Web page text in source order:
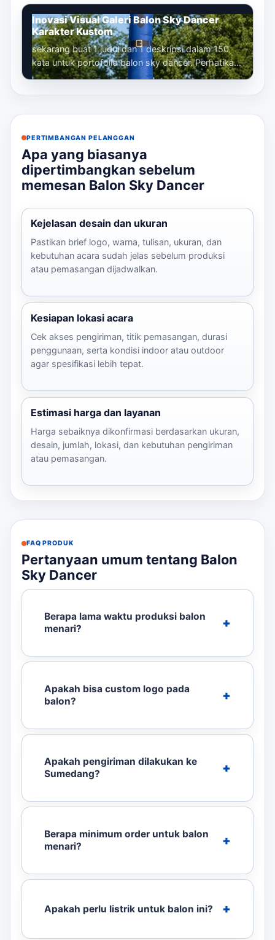
Inovasi Visual Galeri Balon Sky Dancer
Karakter Kustom
sekarang buat 1 judul dan 1 deskripsi dalam 150
kata untuk portofolio balon sky dancer. Perhatikan
bahwa kita sudah membuat banyak...
PERTIMBANGAN PELANGGAN
Apa yang biasanya
dipertimbangkan sebelum
memesan Balon Sky Dancer
Kejelasan desain dan ukuran
Pastikan brief logo, warna, tulisan, ukuran, dan
kebutuhan acara sudah jelas sebelum produksi
atau pemasangan dijadwalkan.
Kesiapan lokasi acara
Cek akses pengiriman, titik pemasangan, durasi
penggunaan, serta kondisi indoor atau outdoor
agar spesifikasi lebih tepat.
Estimasi harga dan layanan
Harga sebaiknya dikonfirmasi berdasarkan ukuran,
desain, jumlah, lokasi, dan kebutuhan pengiriman
atau pemasangan.
FAQ PRODUK
Pertanyaan umum tentang Balon
Sky Dancer
Berapa lama waktu produksi balon
menari?
Apakah bisa custom logo pada
balon?
Apakah pengiriman dilakukan ke
Sumedang?
Berapa minimum order untuk balon
menari?
Apakah perlu listrik untuk balon ini?